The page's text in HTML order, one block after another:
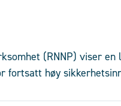
(RNNP) viser en
fortsatt høy